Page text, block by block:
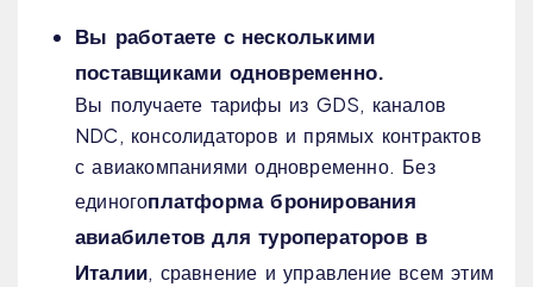
Вы работаете с несколькими
поставщиками одновременно.
Вы получаете тарифы из GDS, каналов
NDC, консолидаторов и прямых контрактов
с авиакомпаниями одновременно. Без
единогоплатформа бронирования
авиабилетов для туроператоров в
Италии, сравнение и управление всем этим